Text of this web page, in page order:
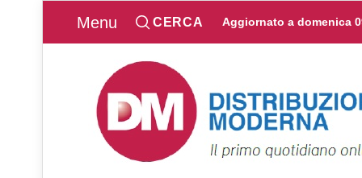
Menu CERCA Aggiornato a domenica